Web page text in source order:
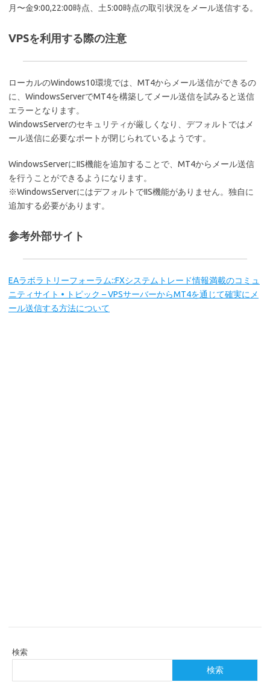
月〜金9:00,22:00時点、土5:00時点の取引状況をメール送信する。
VPSを利用する際の注意
ローカルのWindows10環境では、MT4からメール送信ができるの
に、WindowsServerでMT4を構築してメール送信を試みると送信
エラーとなります。
WindowsServerのセキュリティが厳しくなり、デフォルトではメ
ール送信に必要なポートが閉じられているようです。
WindowsServerにIIS機能を追加することで、MT4からメール送信
を行うことができるようになります。
※WindowsServerにはデフォルトでIIS機能がありません。独自に
追加する必要があります。
参考外部サイト
EAラボラトリーフォーラム::FXシステムトレード情報満載のコミュ
ニティサイト • トピック – VPSサーバーからMT4を通じて確実にメ
ール送信する方法について
検索
検索